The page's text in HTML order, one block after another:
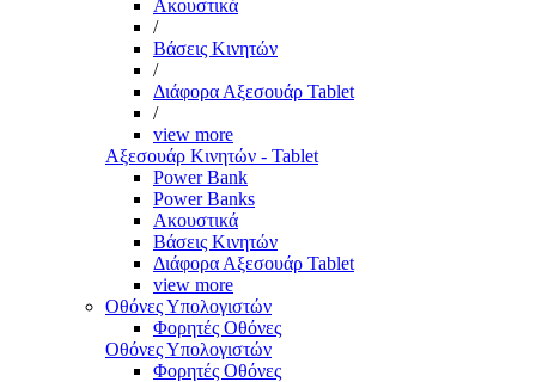
Ακουστικά
/
Βάσεις Κινητών
/
Διάφορα Αξεσουάρ Tablet
/
view more
Αξεσουάρ Κινητών - Tablet
Power Bank
Power Banks
Ακουστικά
Βάσεις Κινητών
Διάφορα Αξεσουάρ Tablet
view more
Οθόνες Υπολογιστών
Φορητές Οθόνες
Οθόνες Υπολογιστών
Φορητές Οθόνες